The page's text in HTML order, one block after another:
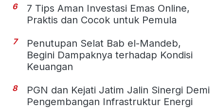
6
7 Tips Aman Investasi Emas Online,
Praktis dan Cocok untuk Pemula
7
Penutupan Selat Bab el-Mandeb,
Begini Dampaknya terhadap Kondisi
Keuangan
8
PGN dan Kejati Jatim Jalin Sinergi Demi
Pengembangan Infrastruktur Energi